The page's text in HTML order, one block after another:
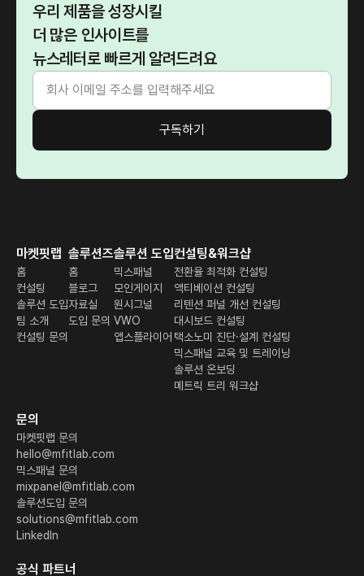
우리 제품을 성장시킬
더 많은 인사이트를
뉴스레터로 빠르게 알려드려요
마켓핏랩
홈
컨설팅
솔루션 도입
팀 소개
컨설팅 문의
솔루션즈
홈
블로그
자료실
도입 문의
솔루션 도입
믹스패널
모인게이지
원시그널
VWO
앱스플라이어
컨설팅&워크샵
전환율 최적화 컨설팅
액티베이션 컨설팅
리텐션 퍼널 개선 컨설팅
대시보드 컨설팅
택소노미 진단·설계 컨설팅
믹스패널 교육 및 트레이닝
솔루션 온보딩
메트릭 트리 워크샵
문의
마켓핏랩 문의
hello@mfitlab.com
믹스패널 문의
mixpanel@mfitlab.com
솔루션도입 문의
solutions@mfitlab.com
LinkedIn
공식 파트너